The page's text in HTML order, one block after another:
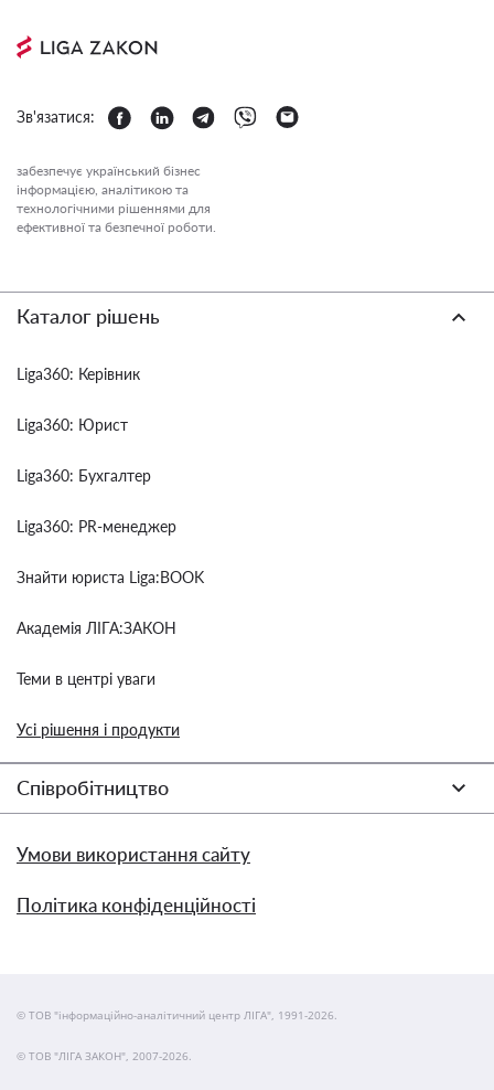
Зв'язатися:
забезпечує український бізнес
інформацією, аналітикою та
технологічними рішеннями для
ефективної та безпечної роботи.
Каталог рішень
Liga360: Керівник
Liga360: Юрист
Liga360: Бухгалтер
Liga360: PR-менеджер
Знайти юриста Liga:BOOK
Академія ЛІГА:ЗАКОН
Теми в центрі уваги
Усі рішення і продукти
Співробітництво
Умови використання сайту
Політика конфіденційності
© ТОВ "інформаційно-аналітичний центр ЛІГА", 1991-2026.
© ТОВ "ЛІГА ЗАКОН", 2007-2026.